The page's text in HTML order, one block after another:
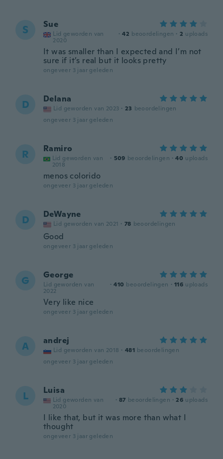
S Sue
Lid geworden van
2020
· 42 beoordelingen · 2 uploads
It was smaller than I expected and I’m not
sure if it’s real but it looks pretty
ongeveer 3 jaar geleden
D Delana
Lid geworden van 2023 · 23 beoordelingen
ongeveer 3 jaar geleden
R Ramiro
Lid geworden van
2018
· 509 beoordelingen · 40 uploads
menos colorido
ongeveer 3 jaar geleden
D DeWayne
Lid geworden van 2021 · 78 beoordelingen
Good
ongeveer 3 jaar geleden
G George
Lid geworden van
2022
· 410 beoordelingen · 116 uploads
Very like nice
ongeveer 3 jaar geleden
A andrej
Lid geworden van 2018 · 481 beoordelingen
ongeveer 3 jaar geleden
L Luisa
Lid geworden van
2020
· 87 beoordelingen · 26 uploads
I like that, but it was more than what I
thought
ongeveer 3 jaar geleden